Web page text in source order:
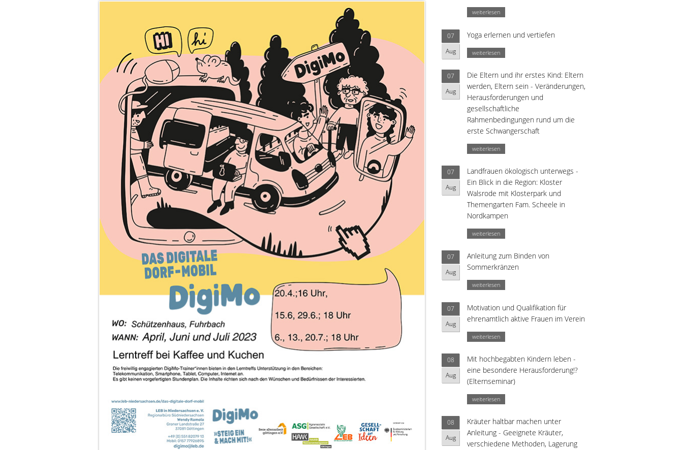
weiterlesen
07
Aug
Yoga erlernen und vertiefen
weiterlesen
07
Aug
Die Eltern und ihr erstes Kind: Eltern
werden, Eltern sein - Veränderungen,
Herausforderungen und
gesellschaftliche
Rahmenbedingungen rund um die
erste Schwangerschaft
weiterlesen
07
Aug
Landfrauen ökologisch unterwegs -
Ein Blick in die Region: Kloster
Walsrode mit Klosterpark und
Themengarten Fam. Scheele in
Nordkampen
weiterlesen
07
Aug
Anleitung zum Binden von
Sommerkränzen
weiterlesen
07
Aug
Motivation und Qualifikation für
ehrenamtlich aktive Frauen im Verein
weiterlesen
08
Aug
Mit hochbegabten Kindern leben -
eine besondere Herausforderung!?
(Elternseminar)
weiterlesen
08
Aug
Kräuter haltbar machen unter
Anleitung - Geeignete Kräuter,
verschiedene Methoden, Lagerung